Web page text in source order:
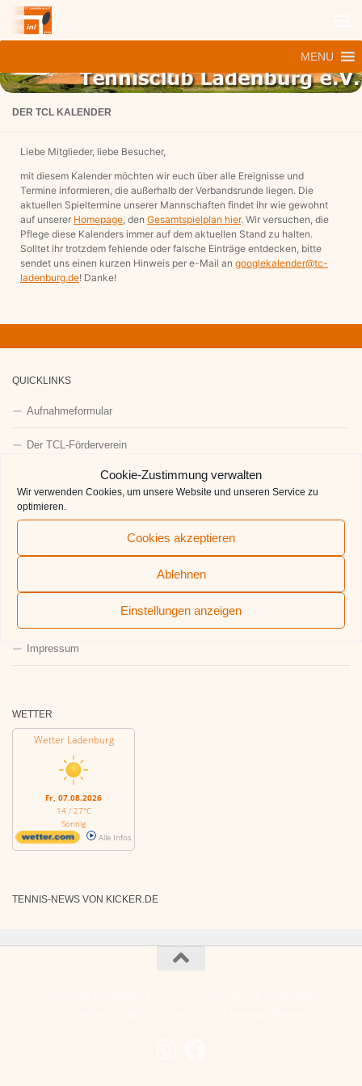
Cookie-Zustimmung verwalten
Wir verwenden Cookies, um unsere Website und unseren Service zu
optimieren.
Cookies akzeptieren
Ablehnen
Einstellungen anzeigen
Zum Inhalt springen
MENU
DER TCL KALENDER
Liebe Mitglieder, liebe Besucher,
mit diesem Kalender möchten wir euch über alle Ereignisse und
Termine informieren, die außerhalb der Verbandsrunde liegen. Die
aktuellen Spieltermine unserer Mannschaften findet ihr wie gewohnt
auf unserer Homepage , den Gesamtspielplan hier. Wir versuchen, die
Pflege diese Kalenders immer auf dem aktuellen Stand zu halten.
Solltet ihr trotzdem fehlende oder falsche Einträge entdecken, bitte
sendet uns einen kurzen Hinweis per e-Mail an googlekalender@tc-
ladenburg.de! Danke!
QUICKLINKS
Aufnahmeformular
Der TCL-Förderverein
Deutscher Tennisbund
BTV
Impressum
WETTER
Wetter Ladenburg
Fr, 07.08.2026
14 / 27°C
Sonnig
Alle Infos
TENNIS-NEWS VON KICKER.DE